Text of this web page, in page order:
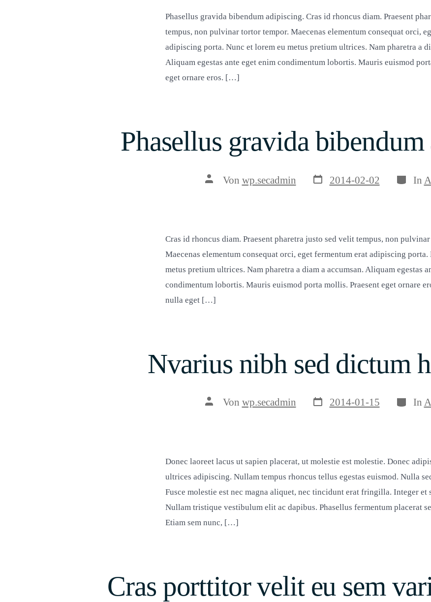
Phasellus gravida bibendum adipiscing. Cras id rhoncus diam. Praesent
tempus, non pulvinar tortor tempor. Maecenas elementum consequat orci,
adipiscing porta. Nunc et lorem eu metus pretium ultrices. Nam pharetra a
Aliquam egestas ante eget enim condimentum lobortis. Mauris euismod
eget ornare eros. […]
Phasellus gravida
Beitragsautor
Von wp.secadmin Veröffentlichungsdatum
2014-02-02 In
Cras id rhoncus diam. Praesent pharetra justo sed velit tempus, non
Maecenas elementum consequat orci, eget fermentum erat adipiscing porta.
metus pretium ultrices. Nam pharetra a diam a accumsan. Aliquam egestas
condimentum lobortis. Mauris euismod porta mollis. Praesent eget ornare
nulla eget […]
Nvarius nibh sed dictum
Beitragsautor
Von wp.secadmin Veröffentlichungsdatum
2014-01-15 In
Donec laoreet lacus ut sapien placerat, ut molestie est molestie. Donec
ultrices adipiscing. Nullam tempus rhoncus tellus egestas euismod. Nulla
Fusce molestie est nec magna aliquet, nec tincidunt erat fringilla. Integer et
Nullam tristique vestibulum elit ac dapibus. Phasellus fermentum placerat
Etiam sem nunc, […]
Cras porttitor velit eu sem